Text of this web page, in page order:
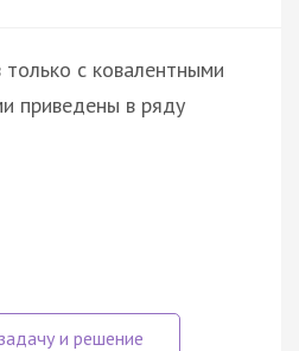
с ковалентными
приведены в ряду